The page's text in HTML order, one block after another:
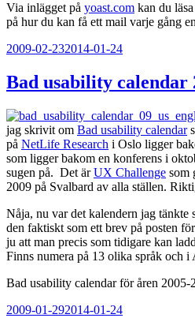
Via inlägget på yoast.com kan du
på hur du kan få ett mail varje gång
Publicerat
2009-02-232014-01-24
Bad usability calendar
jag skrivit om Bad usability calendar
på NetLife Research i Oslo ligger
som ligger bakom en konferens i
sugen på. Det ärUX Challenge som
2009 på Svalbard av alla ställen.
Nåja, nu var det kalendern jag
den faktiskt som ett brev på posten
ju att man precis som tidigare kan
Finns numera på 13 olika språk och
Bad usability calendar för åren 2005-
Publicerat
2009-01-292014-01-24